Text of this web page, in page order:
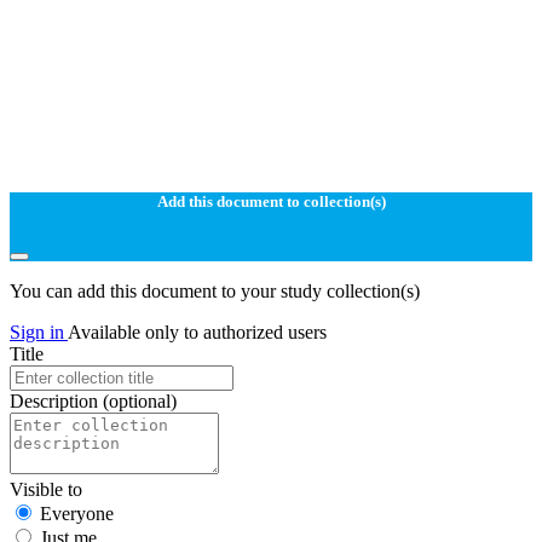
Add this document to collection(s)
You can add this document to your study collection(s)
Sign in Available only to authorized users
Title
Description (optional)
Visible to
Everyone
Just me